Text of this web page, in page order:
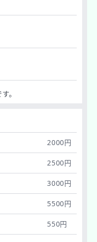
。
2000円
2500円
3000円
5500円
550円